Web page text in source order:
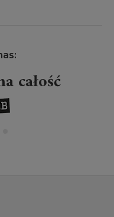
całość